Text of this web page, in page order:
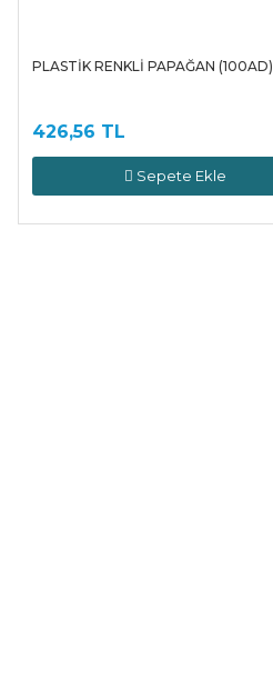
PLASTİK RENKLİ PAPAĞAN (100AD)
426,56 TL
Sepete Ekle